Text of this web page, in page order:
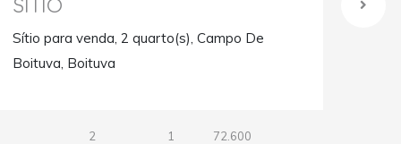
SÍTIO
Sítio para venda, 2 quarto(s), Campo De
Boituva, Boituva
2
1
72.600